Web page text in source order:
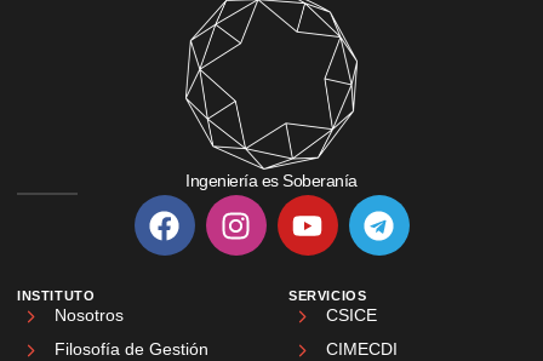
Ingeniería es Soberanía
INSTITUTO
Nosotros
Filosofía de Gestión
SERVICIOS
CSICE
CIMECDI